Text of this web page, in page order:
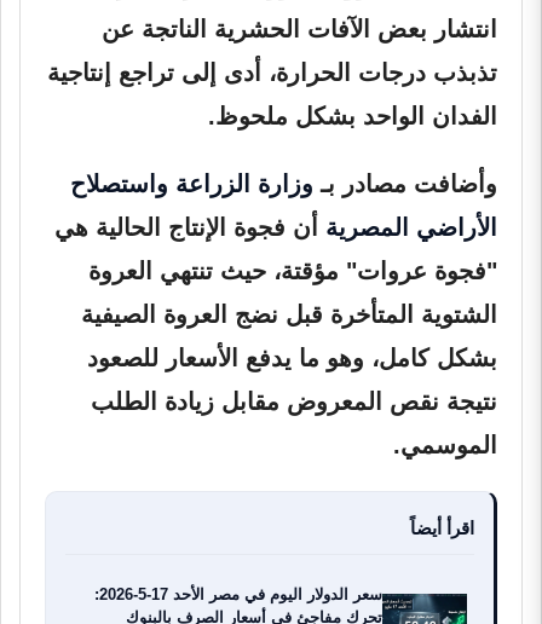
انتشار بعض الآفات الحشرية الناتجة عن
تذبذب درجات الحرارة، أدى إلى تراجع إنتاجية
الفدان الواحد بشكل ملحوظ.
وأضافت مصادر بـ وزارة الزراعة واستصلاح
الأراضي المصرية أن فجوة الإنتاج الحالية هي
"فجوة عروات" مؤقتة، حيث تنتهي العروة
الشتوية المتأخرة قبل نضج العروة الصيفية
بشكل كامل، وهو ما يدفع الأسعار للصعود
نتيجة نقص المعروض مقابل زيادة الطلب
الموسمي.
اقرأ أيضاً
سعر الدولار اليوم في مصر الأحد 17-5-2026:
تحرك مفاجئ في أسعار الصرف بالبنوك